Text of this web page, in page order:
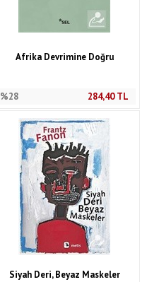
Afrika Devrimine Doğru
%28 284,40TL
Siyah Deri, Beyaz Maskeler